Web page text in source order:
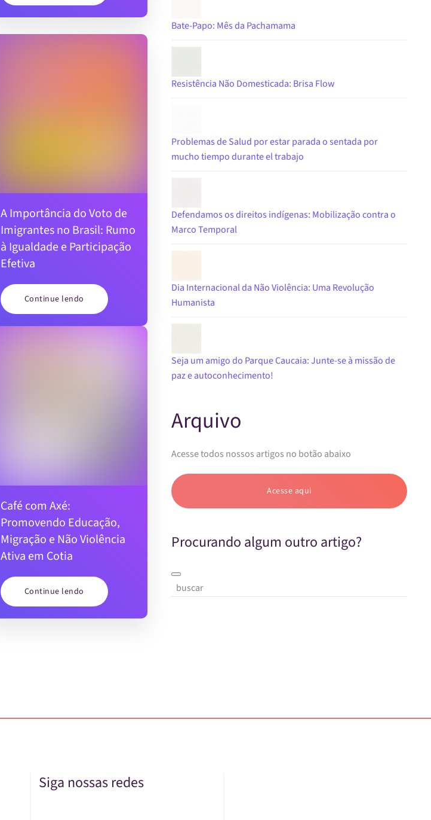
A Importância do Voto de
Imigrantes no Brasil: Rumo
à Igualdade e Participação
Efetiva
Continue lendo
Café com Axé:
Promovendo Educação,
Migração e Não Violência
Ativa em Cotia
Continue lendo
Bate-Papo: Mês da Pachamama
Resistência Não Domesticada: Brisa Flow
Problemas de Salud por estar parada o sentada por
mucho tiempo durante el trabajo
Defendamos os direitos indígenas: Mobilização contra o
Marco Temporal
Dia Internacional da Não Violência: Uma Revolução
Humanista
Seja um amigo do Parque Caucaia: Junte-se à missão de
paz e autoconhecimento!
Arquivo
Acesse todos nossos artigos no botão abaixo
Acesse aqui
Procurando algum outro artigo?
Siga nossas redes